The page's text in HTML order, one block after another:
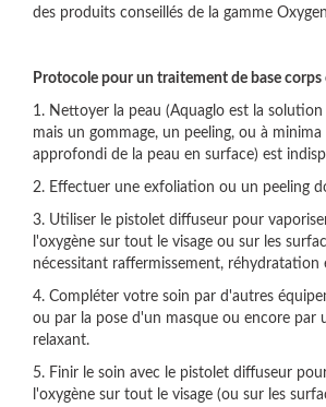
des produits conseillés de la gamme
Protocole pour un traitement de base corps
1. Nettoyer la peau (Aquaglo est la solution
mais un gommage, un peeling, ou à
approfondi de la peau en surface) est
2. Effectuer une exfoliation ou un peeling
3. Utiliser le pistolet diffuseur pour
l'oxygène sur tout le visage ou sur les
nécessitant raffermissement, réhydratation
4. Compléter votre soin par d'autres
ou par la pose d'un masque ou encore par
relaxant.
5. Finir le soin avec le pistolet diffuseur
l'oxygène sur tout le visage (ou sur les